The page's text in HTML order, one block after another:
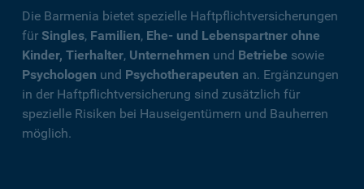
Die Barmenia bietet spezielle Haftpflichtversicherungen
für Singles, Familien, Ehe- und Lebenspartner ohne
Kinder, Tierhalter, Unternehmen und Betriebe sowie
Psychologen und Psychotherapeuten an. Ergänzungen
in der Haftpflichtversicherung sind zusätzlich für
spezielle Risiken bei Hauseigentümern und Bauherren
möglich.